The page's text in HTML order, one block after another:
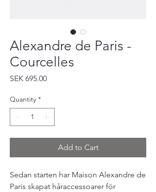
Alexandre de Paris -
Courcelles
SEK 695.00Price
Quantity *
Add to Cart
Sedan starten har Maison Alexandre de
Paris skapat håraccessoarer för